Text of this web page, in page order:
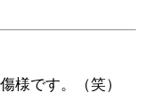
様です。（笑）